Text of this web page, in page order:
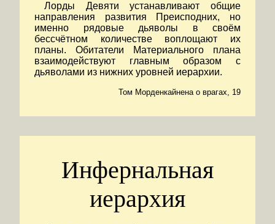
Лорды Девяти устанавливают общие
направления развития Преисподних, но
именно рядовые дьяволы в своём
бессчётном количестве воплощают их
планы. Обитатели Материального плана
взаимодействуют главным образом с
дьяволами из нижних уровней иерархии.
Том Морденкайнена о врагах, 19
Инфернальная
иерархия